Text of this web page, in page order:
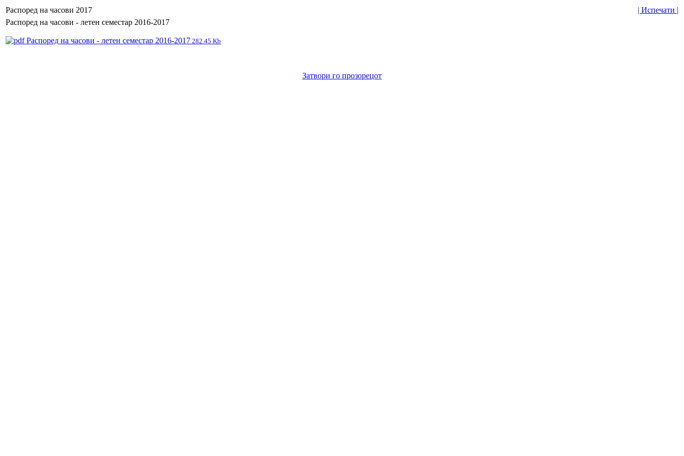
Распоред на часови 2017
| Испечати |
Распоред на часови - летен семестар 2016-2017
Распоред на часови - летен семестар 2016-2017 282.45 Kb
Затвори го прозорецот